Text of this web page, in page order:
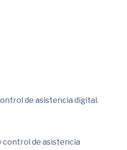
de asistencia digital.
control de asistencia